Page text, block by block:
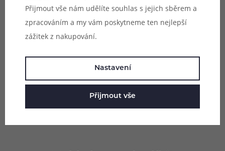
Typ:2-30 (2* 0,25 mm) / 40 (0,08 mm)
Odpor:3,74ohm/1ft (cca 30cm)
Balení:3m
Hodnocení (3)
Zeptejte se (0)
Přijmout vše nám udělíte souhlas s jejich sběrem a
zpracováním a my vám poskytneme ten nejlepší
zážitek z nakupování.
Nastavení
Přijmout vše